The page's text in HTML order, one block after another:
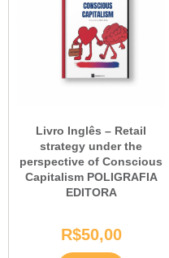
Livro Inglês – Retail
strategy under the
perspective of Conscious
Capitalism POLIGRAFIA
EDITORA
R$50,00